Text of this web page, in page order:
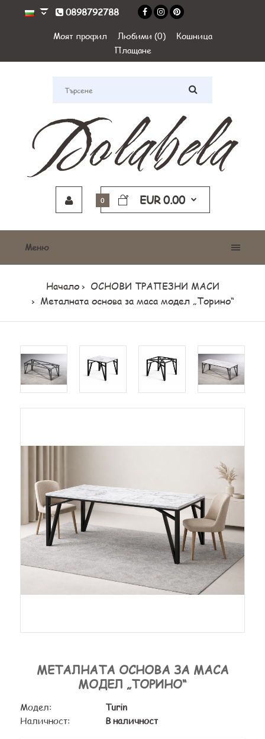
0898792788
Моят профил Любими (0)
Кошница
Плащане
0 EUR 0.00
Меню
Начало
ОСНОВИ ТРАПЕЗНИ МАСИ
Металната основа за маса модел „Торино“
МЕТАЛНАТА ОСНОВА ЗА МАСА
МОДЕЛ „ТОРИНО“
Модел:
Turin
Наличност:
В наличност